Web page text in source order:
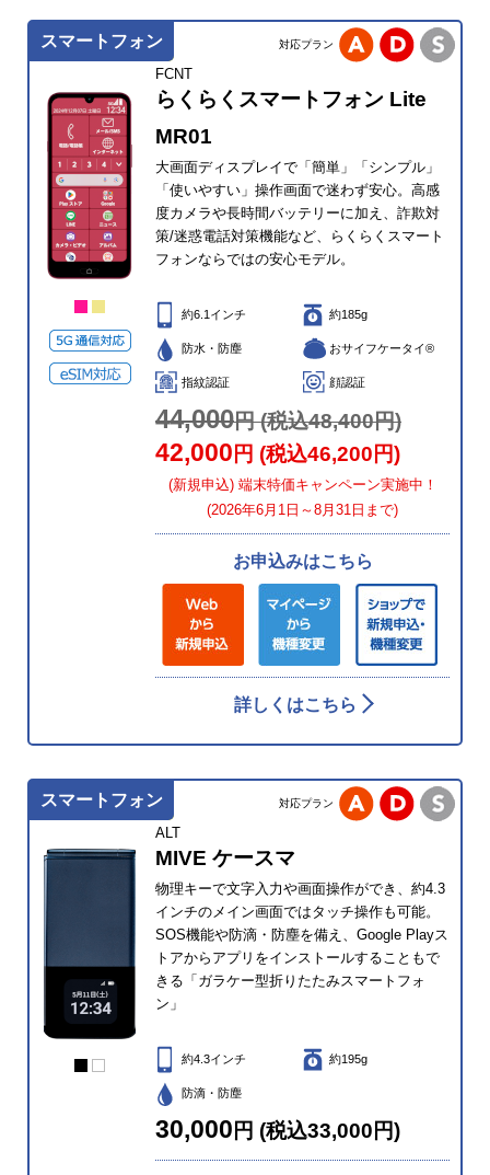
スマートフォン 対応プラン
FCNT
らくらくスマートフォン Lite
MR01
大画面ディスプレイで「簡単」「シンプル」
「使いやすい」操作画面で迷わず安心。高感
度カメラや長時間バッテリーに加え、詐欺対
策/迷惑電話対策機能など、らくらくスマート
フォンならではの安心モデル。
約6.1インチ 約185g
防水・防塵 おサイフケータイ®
指紋認証 顔認証
44,000円 (税込48,400円)
42,000 円 (税込46,200円)
(新規申込) 端末特価キャンペーン実施中！
(2026年6月1日～8月31日まで)
お申込みはこちら
詳しくはこちら
スマートフォン 対応プラン
ALT
MIVE ケースマ
物理キーで文字入力や画面操作ができ、約4.3
インチのメイン画面ではタッチ操作も可能。
SOS機能や防滴・防塵を備え、Google Playス
トアからアプリをインストールすることもで
きる「ガラケー型折りたたみスマートフォ
ン」
約4.3インチ 約195g
防滴・防塵
30,000 円 (税込33,000円)